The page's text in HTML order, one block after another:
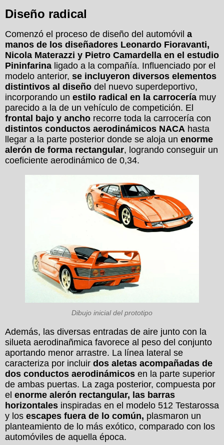
Diseño radical
Comenzó el proceso de diseño del automóvil a
manos de los diseñadores Leonardo Fioravanti,
Nicola Materazzi y Pietro Camardella en el estudio
Pininfarina ligado a la compañía. Influenciado por el
modelo anterior, se incluyeron diversos elementos
distintivos al diseño del nuevo superdeportivo,
incorporando un estilo radical en la carrocería muy
parecido a la de un vehículo de competición. El
frontal bajo y ancho recorre toda la carrocería con
distintos conductos aerodinámicos NACA hasta
llegar a la parte posterior donde se aloja un enorme
alerón de forma rectangular, logrando conseguir un
coeficiente aerodinámico de 0,34.
Dibujo inicial del prototipo
Además, las diversas entradas de aire junto con la
silueta aerodinañmica favorece al peso del conjunto
aportando menor arrastre. La línea lateral se
caracteriza por incluir dos aletas acompañadas de
dos conductos aerodinámicos en la parte superior
de ambas puertas. La zaga posterior, compuesta por
el enorme alerón rectangular, las barras
horizontales inspiradas en el modelo 512 Testarossa
y los escapes fuera de lo común, plasmaron un
planteamiento de lo más exótico, comparado con los
automóviles de aquella época.